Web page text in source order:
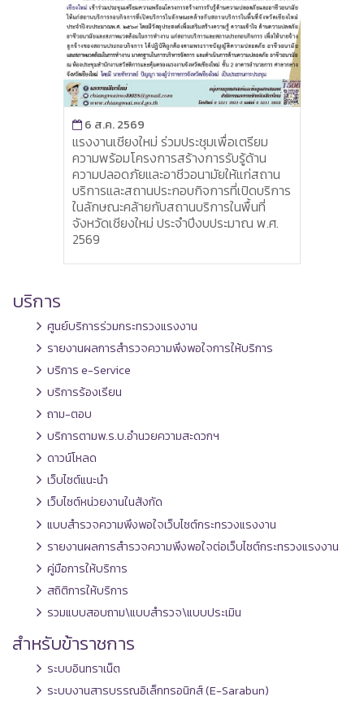
6 ส.ค. 2569
แรงงานเชียงใหม่ ร่วมประชุมเพื่อเตรียม
ความพร้อมโครงการสร้างการรับรู้ด้าน
ความปลอดภัยและอาชีวอนามัยให้แก่สถาน
บริการและสถานประกอบกิจการที่เปิดบริการ
ในลักษณะคล้ายกับสถานบริการในพื้นที่
จังหวัดเชียงใหม่ ประจำปีงบประมาณ พ.ศ.
2569
บริการ
ศูนย์บริการร่วมกระทรวงแรงงาน
รายงานผลการสำรวจความพึงพอใจการให้บริการ
บริการ e-Service
บริการร้องเรียน
ถาม-ตอบ
บริการตามพ.ร.บ.อำนวยความสะดวกฯ
ดาวน์โหลด
เว็บไซต์แนะนำ
เว็บไซต์หน่วยงานในสังกัด
แบบสำรวจความพึงพอใจเว็บไซต์กระทรวงแรงงาน
รายงานผลการสำรวจความพึงพอใจต่อเว็บไซต์กระทรวงแรงงาน
คู่มือการให้บริการ
สถิติการให้บริการ
รวมแบบสอบถาม\แบบสำรวจ\แบบประเมิน
สำหรับข้าราชการ
ระบบอินทราเน็ต
ระบบงานสารบรรณอิเล็กทรอนิกส์ (E-Sarabun)